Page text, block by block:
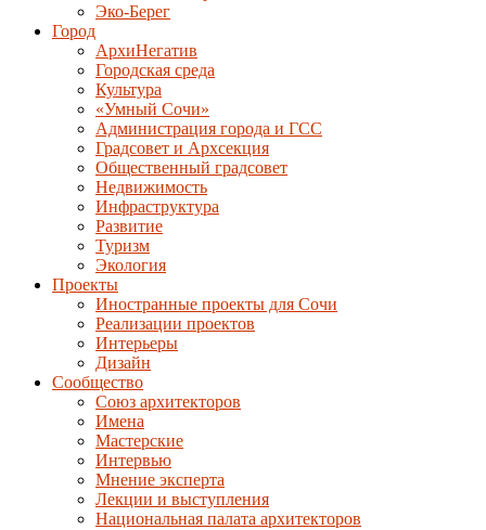
Эко-Берег
Город
АрхиНегатив
Городская среда
Культура
«Умный Сочи»
Администрация города и ГСС
Градсовет и Архсекция
Общественный градсовет
Недвижимость
Инфраструктура
Развитие
Туризм
Экология
Проекты
Иностранные проекты для Сочи
Реализации проектов
Интерьеры
Дизайн
Сообщество
Союз архитекторов
Имена
Мастерские
Интервью
Мнение эксперта
Лекции и выступления
Национальная палата архитекторов